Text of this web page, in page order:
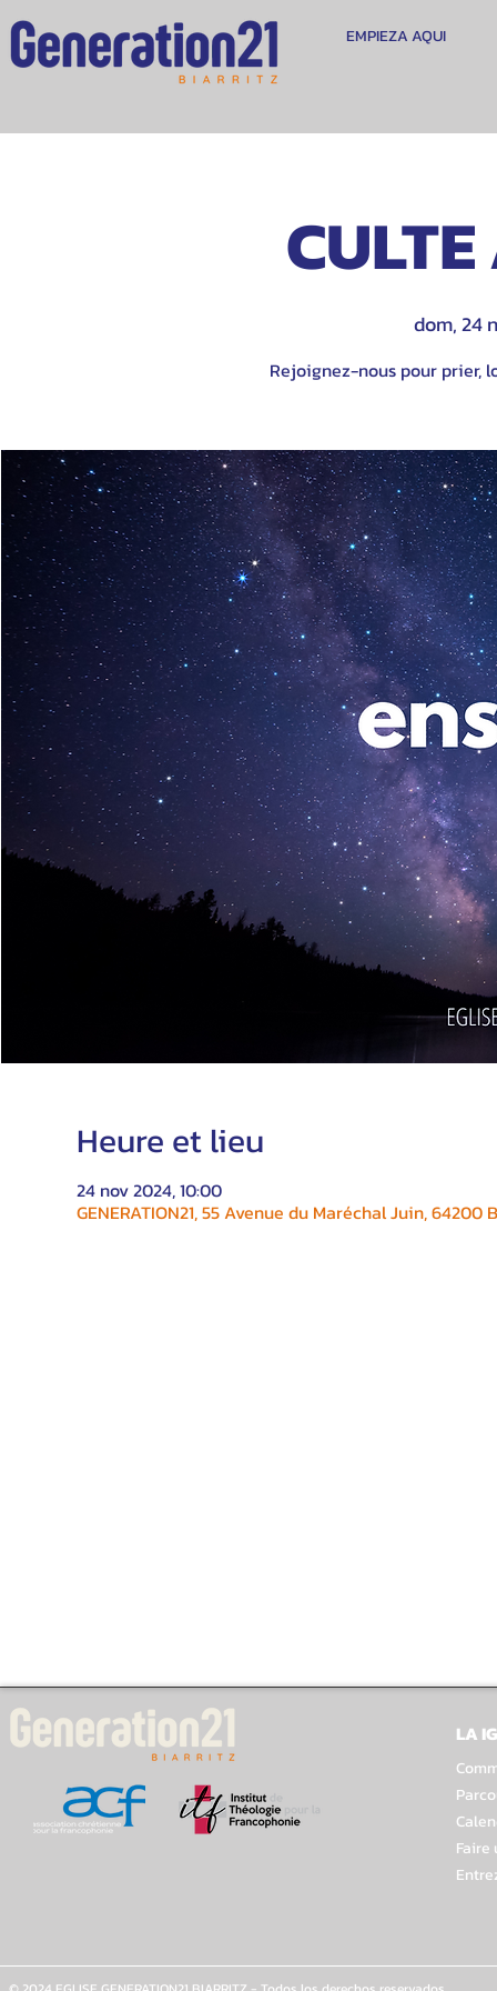
EMPIEZA AQUI
dom, 24
Rejoignez-nous pour prier,
Heure et lieu
24 nov 2024, 10:00
GENERATION21, 55 Avenue du Maréchal Juin, 64200
LA
Faire